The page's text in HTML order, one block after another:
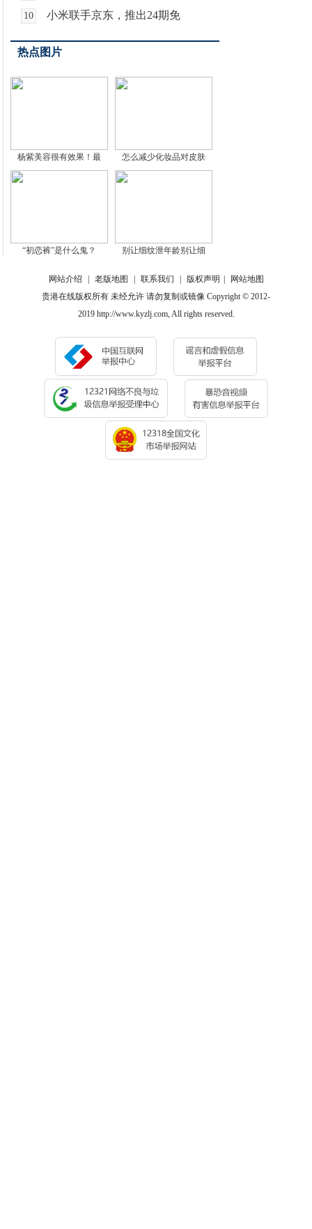
10 小米联手京东，推出24期免
热点图片
杨紫美容很有效果！最 怎么减少化妆品对皮肤
“初恋裤”是什么鬼？ 别让细纹泄年龄别让细
网站介绍 老版地图 联系我们 版权声明
网站地图
贵港在线版权所有 未经允许 请勿复制或镜像 Copyright © 2012-
2019 http://www.kyzlj.com, All rights reserved.